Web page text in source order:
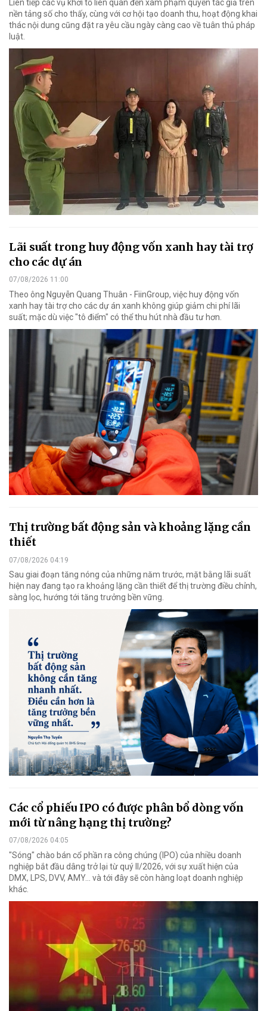
Liên tiếp các vụ khởi tố liên quan đến xâm phạm quyền tác giả trên
nền tảng số cho thấy, cùng với cơ hội tạo doanh thu, hoạt động khai
thác nội dung cũng đặt ra yêu cầu ngày càng cao về tuân thủ pháp
luật.
Lãi suất trong huy động vốn xanh hay tài trợ
cho các dự án
07/08/2026 11:00
Theo ông Nguyễn Quang Thuân - FiinGroup, việc huy động vốn
xanh hay tài trợ cho các dự án xanh không giúp giảm chi phí lãi
suất; mặc dù việc "tô điểm" có thể thu hút nhà đầu tư hơn.
Thị trường bất động sản và khoảng lặng cần
thiết
07/08/2026 04:19
Sau giai đoạn tăng nóng của những năm trước, mặt bằng lãi suất
hiện nay đang tạo ra khoảng lặng cần thiết để thị trường điều chỉnh,
sàng lọc, hướng tới tăng trưởng bền vững.
Các cổ phiếu IPO có được phân bổ dòng vốn
mới từ nâng hạng thị trường?
07/08/2026 04:05
"Sóng" chào bán cổ phần ra công chúng (IPO) của nhiều doanh
nghiệp bắt đầu dâng trở lại từ quý II/2026, với sự xuất hiện của
DMX, LPS, DVV, AMY... và tới đây sẽ còn hàng loạt doanh nghiệp
khác.